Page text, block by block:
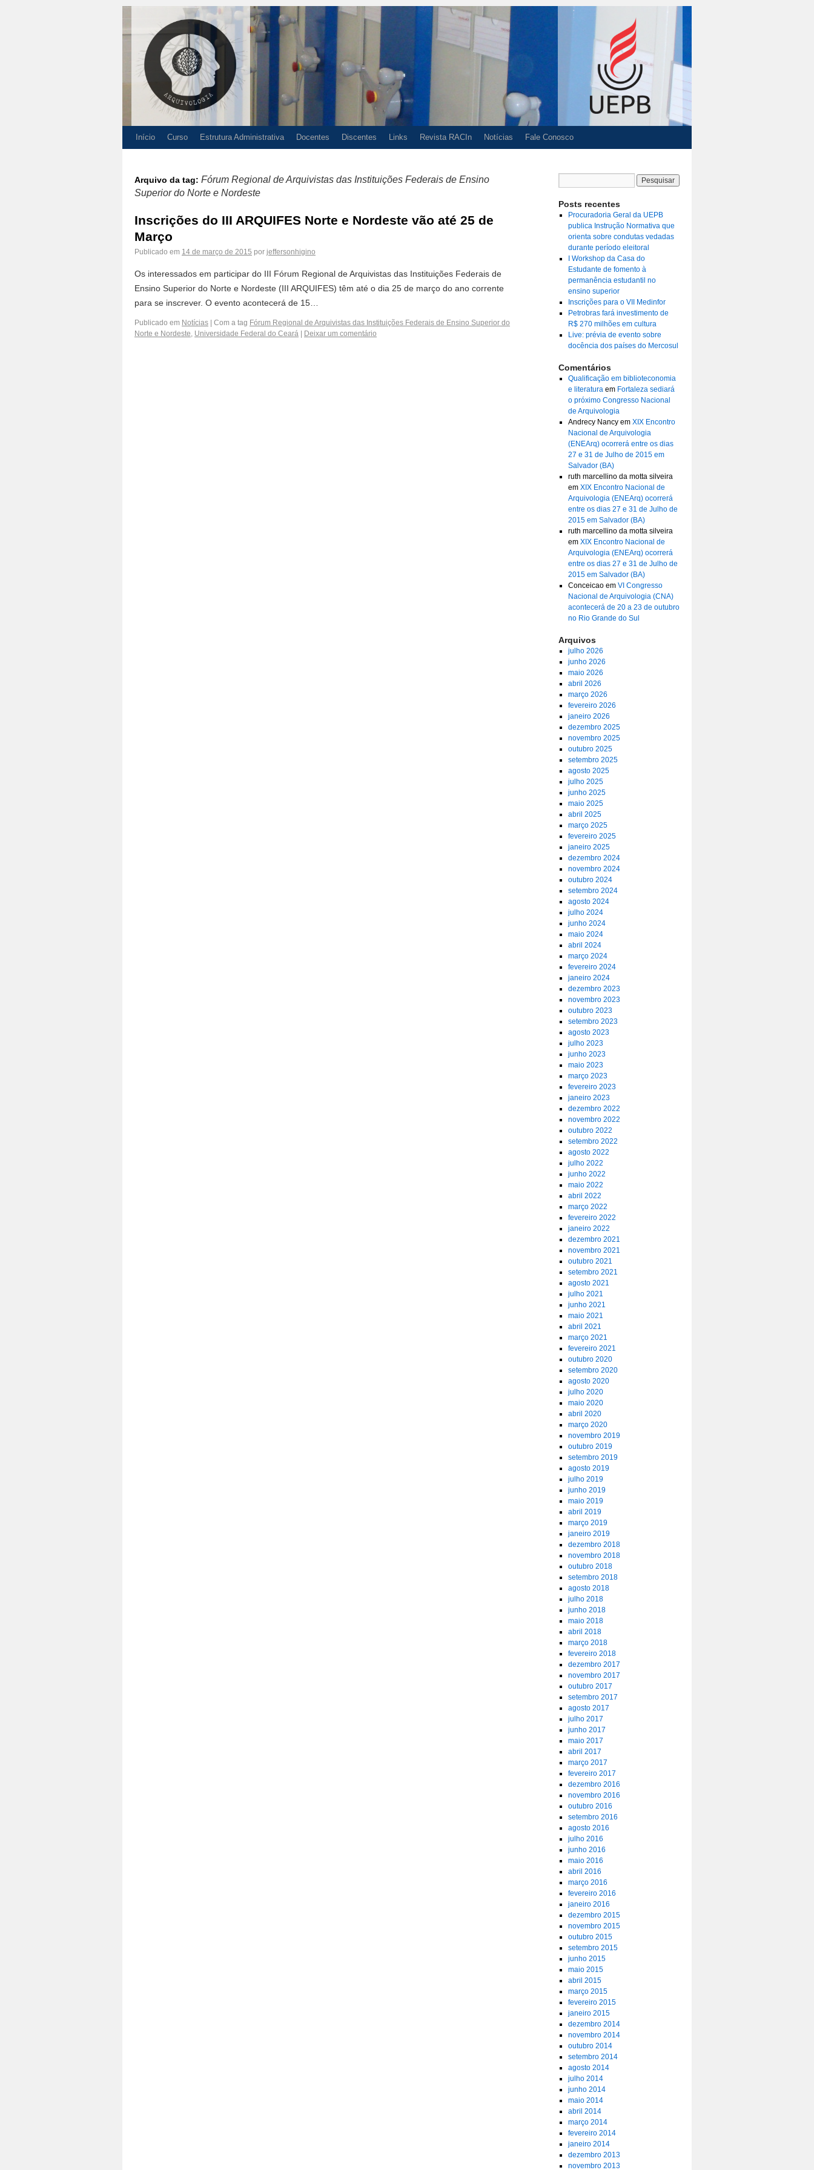
Início Curso Estrutura Administrativa Docentes Discentes Links Revista RACIn Notícias Fale Conosco
Arquivo da tag: Fórum Regional de Arquivistas das Instituições Federais de Ensino
Superior do Norte e Nordeste
Inscrições do III ARQUIFES Norte e Nordeste vão até 25 de
Março
Publicado em 14 de março de 2015 por jeffersonhigino
Os interessados em participar do III Fórum Regional de Arquivistas das Instituições Federais de
Ensino Superior do Norte e Nordeste (III ARQUIFES) têm até o dia 25 de março do ano corrente
para se inscrever. O evento acontecerá de 15…
Publicado em Notícias Com a tag Fórum Regional de Arquivistas das Instituições Federais de Ensino Superior do
Norte e Nordeste, Universidade Federal do Ceará Deixar um comentário
Posts recentes
Procuradoria Geral da UEPB
publica Instrução Normativa que
orienta sobre condutas vedadas
durante período eleitoral
I Workshop da Casa do
Estudante de fomento à
permanência estudantil no
ensino superior
Inscrições para o VII Medinfor
Petrobras fará investimento de
R$ 270 milhões em cultura
Live: prévia de evento sobre
docência dos países do Mercosul
Comentários
Qualificação em biblioteconomia
e literaturaem Fortaleza sediará
o próximo Congresso Nacional
de Arquivologia
Andrecy Nancyem XIX Encontro
Nacional de Arquivologia
(ENEArq) ocorrerá entre os dias
27 e 31 de Julho de 2015 em
Salvador (BA)
ruth marcellino da motta silveira
em XIX Encontro Nacional de
Arquivologia (ENEArq) ocorrerá
entre os dias 27 e 31 de Julho de
2015 em Salvador (BA)
ruth marcellino da motta silveira
em XIX Encontro Nacional de
Arquivologia (ENEArq) ocorrerá
entre os dias 27 e 31 de Julho de
2015 em Salvador (BA)
Conceicaoem VI Congresso
Nacional de Arquivologia (CNA)
acontecerá de 20 a 23 de outubro
no Rio Grande do Sul
Arquivos
julho 2026
junho 2026
maio 2026
abril 2026
março 2026
fevereiro 2026
janeiro 2026
dezembro 2025
novembro 2025
outubro 2025
setembro 2025
agosto 2025
julho 2025
junho 2025
maio 2025
abril 2025
março 2025
fevereiro 2025
janeiro 2025
dezembro 2024
novembro 2024
outubro 2024
setembro 2024
agosto 2024
julho 2024
junho 2024
maio 2024
abril 2024
março 2024
fevereiro 2024
janeiro 2024
dezembro 2023
novembro 2023
outubro 2023
setembro 2023
agosto 2023
julho 2023
junho 2023
maio 2023
março 2023
fevereiro 2023
janeiro 2023
dezembro 2022
novembro 2022
outubro 2022
setembro 2022
agosto 2022
julho 2022
junho 2022
maio 2022
abril 2022
março 2022
fevereiro 2022
janeiro 2022
dezembro 2021
novembro 2021
outubro 2021
setembro 2021
agosto 2021
julho 2021
junho 2021
maio 2021
abril 2021
março 2021
fevereiro 2021
outubro 2020
setembro 2020
agosto 2020
julho 2020
maio 2020
abril 2020
março 2020
novembro 2019
outubro 2019
setembro 2019
agosto 2019
julho 2019
junho 2019
maio 2019
abril 2019
março 2019
janeiro 2019
dezembro 2018
novembro 2018
outubro 2018
setembro 2018
agosto 2018
julho 2018
junho 2018
maio 2018
abril 2018
março 2018
fevereiro 2018
dezembro 2017
novembro 2017
outubro 2017
setembro 2017
agosto 2017
julho 2017
junho 2017
maio 2017
abril 2017
março 2017
fevereiro 2017
dezembro 2016
novembro 2016
outubro 2016
setembro 2016
agosto 2016
julho 2016
junho 2016
maio 2016
abril 2016
março 2016
fevereiro 2016
janeiro 2016
dezembro 2015
novembro 2015
outubro 2015
setembro 2015
junho 2015
maio 2015
abril 2015
março 2015
fevereiro 2015
janeiro 2015
dezembro 2014
novembro 2014
outubro 2014
setembro 2014
agosto 2014
julho 2014
junho 2014
maio 2014
abril 2014
março 2014
fevereiro 2014
janeiro 2014
dezembro 2013
novembro 2013